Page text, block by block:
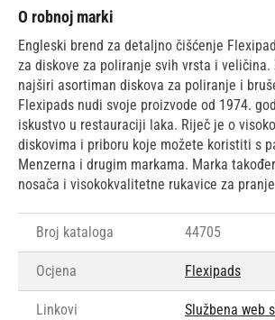
O robnoj marki
Engleski brend za detaljno čišćenje
za diskove za poliranje svih vrsta i veličina.
najširi asortiman diskova za poliranje i
Flexipads nudi svoje proizvode od 1974.
iskustvo u restauraciji laka. Riječ je o
diskovima i priboru koje možete koristiti s
Menzerna i drugim markama. Marka
nosača i visokokvalitetne rukavice za
Broj kataloga 44705
Ocjena Flexipads
Linkovi Službena web